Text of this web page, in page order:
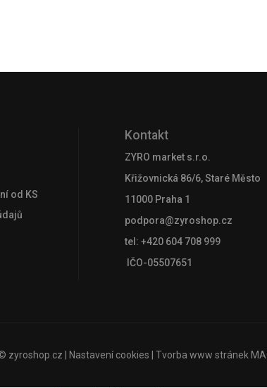
od KS
Kontakt
ZYRO market s.r.o.
Křižovnická 86/6, Staré Město
11000 Praha 1
podpora@zyroshop.cz
tel: +420 604 708 999
IČO-05507651
zyroshop.cz Nastavení cookies | Tvorba www stránek